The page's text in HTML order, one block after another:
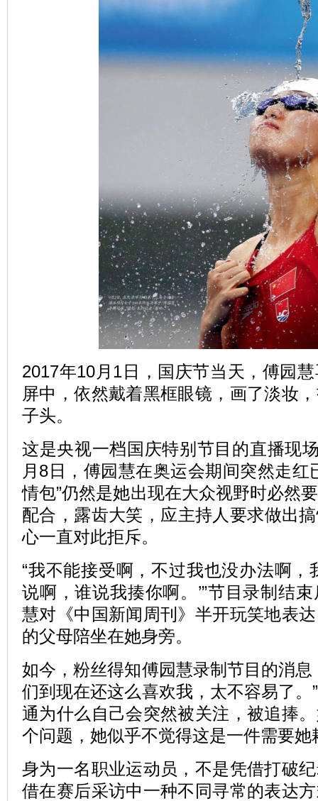
2017年10月1日，国庆节当天，傅园
屏中，依然戴着黑框眼镜，画了淡妆
子头。
这是央视一档国庆特别节目的直播现
月8日，傅园慧在奥运会期间突然走红
情包”仍然是她出现在大众视野时必然
配合，露齿大笑，应主持人要求做出
心一直对此拒斥。
“我不能接受啊，不过我也没办法啊，
说啊，谁说我揍你啊。’”节目录制结
慧对《中国新闻周刊》半开玩笑地表
的父母陪坐在她身旁。
如今，粉丝得知傅园慧录制节目的消息
们到现在还这么喜欢我，太不容易了。
通为什么自己会突然被关注，被追捧
个问题，她似乎不觉得这是一件需要
身为一名职业运动员，不是凭借打破
借在赛后采访中一种不同寻常的表达